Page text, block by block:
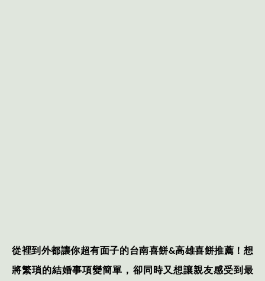
從裡到外都讓你超有面子的台南喜餅&高雄喜餅推薦！想
將繁瑣的結婚事項變簡單，卻同時又想讓親友感受到最